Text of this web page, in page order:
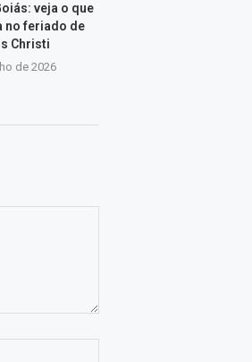
veja o que
no feriado de
Christi
de 2026